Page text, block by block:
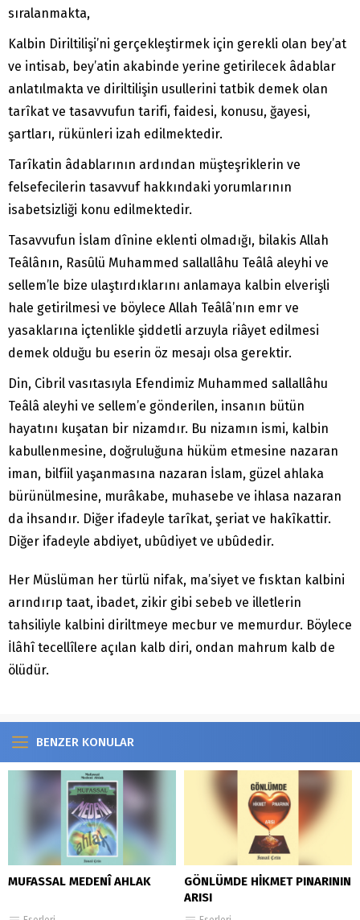
sıralanmakta,
Kalbin Diriltilişi’ni gerçekleştirmek için gerekli olan bey’at
ve intisab, bey’atin akabinde yerine getirilecek âdablar
anlatılmakta ve diriltilişin usullerini tatbik demek olan
tarîkat ve tasavvufun tarifi, faidesi, konusu, ğayesi,
şartları, rükünleri izah edilmektedir.
Tarîkatin âdablarının ardından müşteşriklerin ve
felsefecilerin tasavvuf hakkındaki yorumlarının
isabetsizliği konu edilmektedir.
Tasavvufun İslam dînine eklenti olmadığı, bilakis Allah
Teâlânın, Rasûlü Muhammed sallallâhu Teâlâ aleyhi ve
sellem’le bize ulaştırdıklarını anlamaya kalbin elverişli
hale getirilmesi ve böylece Allah Teâlâ’nın emr ve
yasaklarına içtenlikle şiddetli arzuyla riâyet edilmesi
demek olduğu bu eserin öz mesajı olsa gerektir.
Din, Cibril vasıtasıyla Efendimiz Muhammed sallallâhu
Teâlâ aleyhi ve sellem’e gönderilen, insanın bütün
hayatını kuşatan bir nizamdır. Bu nizamın ismi, kalbin
kabullenmesine, doğruluğuna hüküm etmesine nazaran
iman, bilfiil yaşanmasına nazaran İslam, güzel ahlaka
bürünülmesine, murâkabe, muhasebe ve ihlasa nazaran
da ihsandır. Diğer ifadeyle tarîkat, şeriat ve hakîkattir.
Diğer ifadeyle abdiyet, ubûdiyet ve ubûdedir.
Her Müslüman her türlü nifak, ma’siyet ve fısktan kalbini
arındırıp taat, ibadet, zikir gibi sebeb ve illetlerin
tahsiliyle kalbini diriltmeye mecbur ve memurdur. Böylece
İlâhî tecellîlere açılan kalb diri, ondan mahrum kalb de
ölüdür.
BENZER KONULAR
MUFASSAL MEDENÎ AHLAK
GÖNLÜMDE HİKMET PINARININ
ARISI